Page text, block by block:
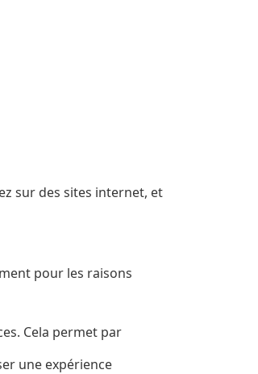
sur des sites internet, et
pour les raisons
Cela permet par
une expérience